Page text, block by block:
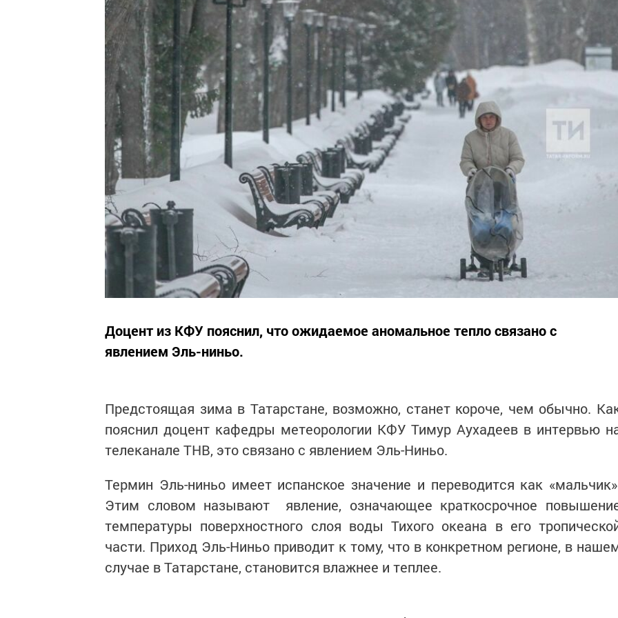
Доцент из КФУ пояснил, что ожидаемое аномальное тепло связано с
явлением Эль-ниньо.
Предстоящая зима в Татарстане, возможно, станет короче, чем обычно.
пояснил доцент кафедры метеорологии КФУ Тимур Аухадеев в интервью
телеканале ТНВ, это связано с явлением Эль-Ниньо.
Термин Эль-ниньо имеет испанское значение и переводится как
Этим словом называют явление, означающее краткосрочное
температуры поверхностного слоя воды Тихого океана в его
части. Приход Эль-Ниньо приводит к тому, что в конкретном регионе, в
случае в Татарстане, становится влажнее и теплее.